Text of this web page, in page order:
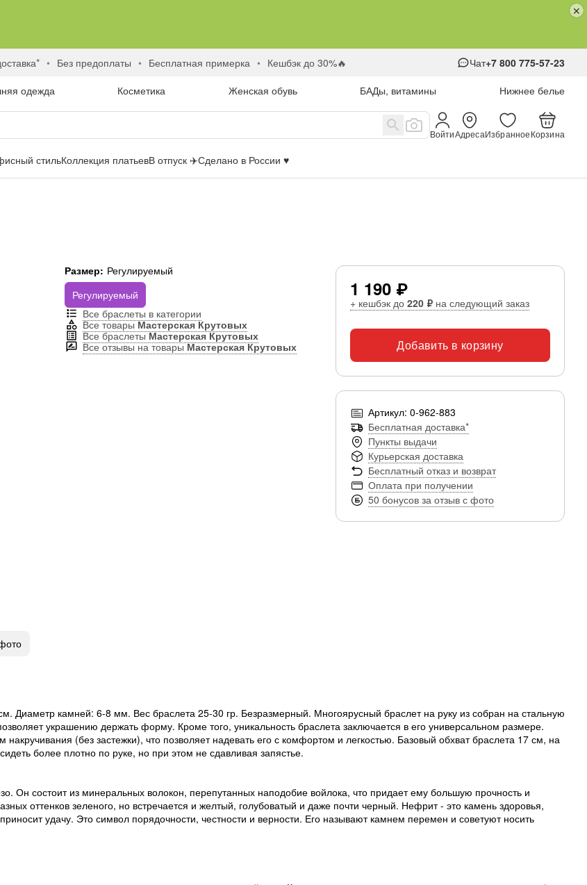
без предоплаты бесплатная примерка кешбэк до 30%🔥 Чат+7 800 775-57-23
одежда Косметика Женская обувь БАДы, витамины Нижнее белье
ВойтиАдресаИзбранноеКорзина
стильКоллекция платьевВ отпуск ✈️Сделано в России ♥️
Размер: Регулируемый
Регулируемый
Все браслеты в категории
Все товарыМастерская Крутовых
Все браслетыМастерская Крутовых
Все отзывы на товарыМастерская Крутовых
1 190 ₽
+ кешбэк до 220 ₽ на следующий заказ
Добавить в корзину
Артикул: 0-962-883
Бесплатная доставка*
Пункты выдачи
Курьерская доставка
Бесплатный отказ и возврат
Оплата при получении
50 бонусов за отзыв с фото
Диаметр камней: 6-8 мм. Вес браслета 25-30 гр. Безразмерный. Многоярусный браслет на руку из собран на стальную
украшению держать форму. Кроме того, уникальность браслета заключается в его универсальном размере.
(без застежки), что позволяет надевать его с комфортом и легкостью. Базовый обхват браслета 17 см, на
более плотно по руке, но при этом не сдавливая запястье.
Он состоит из минеральных волокон, перепутанных наподобие войлока, что придает ему большую прочность и
оттенков зеленого, но встречается и желтый, голубоватый и даже почти черный. Нефрит - это камень здоровья,
удачу. Это символ порядочности, честности и верности. Его называют камнем перемен и советуют носить